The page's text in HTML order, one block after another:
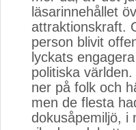
läsarinnehållet
attraktionskraft.
person blivit
lyckats
politiska
ner på folk och
men de flesta
dokusåpemiljö, i